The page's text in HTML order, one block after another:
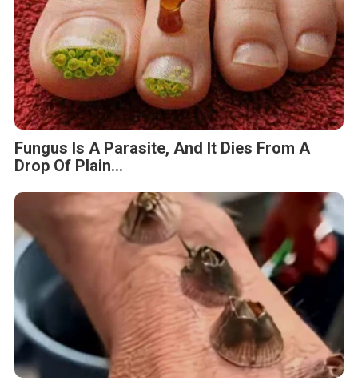
Fungus Is A Parasite, And It Dies From A
Drop Of Plain...